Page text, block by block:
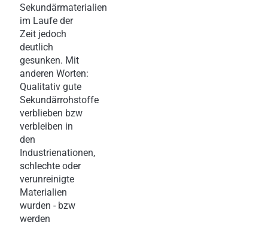
Sekundärmaterialien
im Laufe der
Zeit jedoch
deutlich
gesunken. Mit
anderen Worten:
Qualitativ gute
Sekundärrohstoffe
verblieben bzw
verbleiben in
den
Industrienationen,
schlechte oder
verunreinigte
Materialien
wurden - bzw
werden